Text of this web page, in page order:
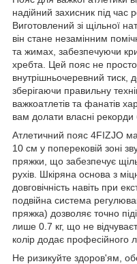
надійний захисник під час
Виготовлений зі щільної
він стане незамінним
та жимах, забезпечуючи
хребта. Цей пояс не просто
внутрішньочеревний тиск,
зберігаючи правильну
важкоатлетів та фанатів
вам долати власні рекорди
Атлетичний пояс 4FIZJO
10 см у поперековій зоні
пряжки, що забезпечує
рухів. Шкіряна основа з
довговічність навіть при
подвійна система
пряжка) дозволяє точно
лише 0.7 кг, що не
колір додає професійного
Не ризикуйте здоров'ям,